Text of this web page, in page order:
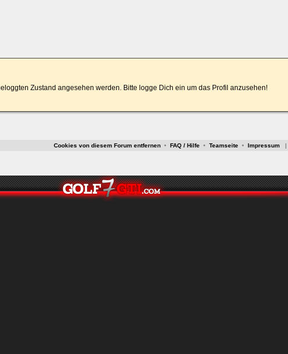
Zustand angesehen werden. Bitte logge Dich ein um das Profil anzusehen!
Cookies von diesem Forum entfernen • FAQ / Hilfe • Teamseite • Impressum |